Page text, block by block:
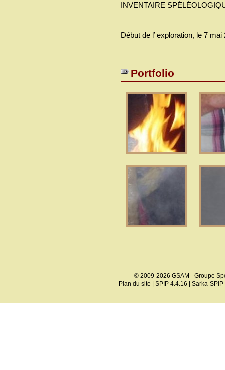
INVENTAIRE
Début de l’ exploration, le 7
Portfolio
© 2009-2026 GSAM - Groupe
Plan du site
SPIP 4.4.16 Sarka-SPIP